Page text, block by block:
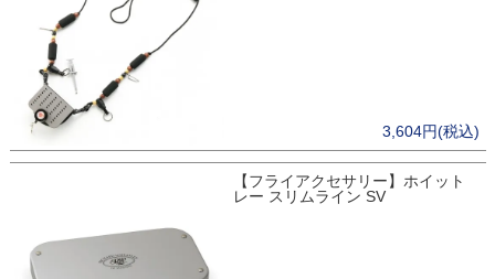
3,604円(税込)
【フライアクセサリー】ホイット
レー スリムライン SV